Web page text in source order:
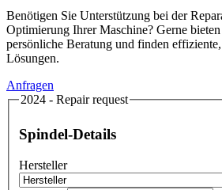
Benötigen Sie Unterstützung bei der
Optimierung Ihrer Maschine? Gerne
persönliche Beratung und finden
Lösungen.
Anfragen
2024 - Repair request
Spindel-Details
Hersteller